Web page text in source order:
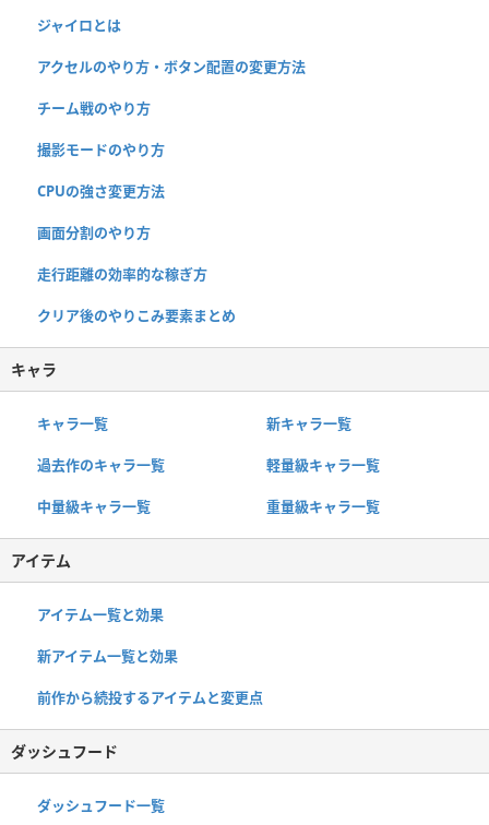
ジャイロとは
アクセルのやり方・ボタン配置の変更方法
チーム戦のやり方
撮影モードのやり方
CPUの強さ変更方法
画面分割のやり方
走行距離の効率的な稼ぎ方
クリア後のやりこみ要素まとめ
キャラ
キャラ一覧 新キャラ一覧
過去作のキャラ一覧 軽量級キャラ一覧
中量級キャラ一覧 重量級キャラ一覧
アイテム
アイテム一覧と効果
新アイテム一覧と効果
前作から続投するアイテムと変更点
ダッシュフード
ダッシュフード一覧